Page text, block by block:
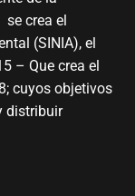
se crea el
(SINIA), el
– Que crea el
cuyos objetivos
distribuir